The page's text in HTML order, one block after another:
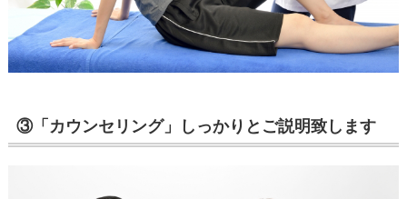
③「カウンセリング」しっかりとご説明致します